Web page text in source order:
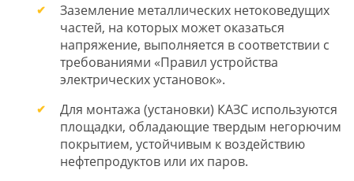
Заземление металлических нетоковедущих
частей, на которых может оказаться
напряжение, выполняется в соответствии с
требованиями «Правил устройства
электрических установок».
Для монтажа (установки) КАЗС используются
площадки, обладающие твердым негорючим
покрытием, устойчивым к воздействию
нефтепродуктов или их паров.